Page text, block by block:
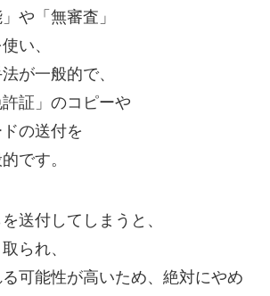
や「無審査」
い、
が一般的で、
証」のコピーや
の送付を
です。
送付してしまうと、
られ、
可能性が高いため、絶対にやめ